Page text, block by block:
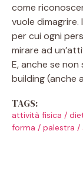
come
vuole
per cui ogni
mirare ad
E, anche se
building (anche
TAGS:
attività fisica /
forma / palestra /